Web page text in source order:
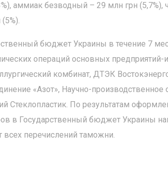
аммиак безводный – 29 млн грн (5,7%),
бюджет Украины в течение 7
операций основных предприятий-
комбинат, ДТЭК
«Азот», Научно-производственное
По результатам
в Государственный бюджет Украины
всех перечислений таможни.